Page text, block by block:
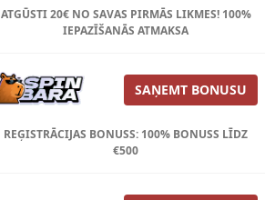
ATGŪSTI 20€ NO SAVAS PIRMĀS LIKMES! 100%
IEPAZĪŠANĀS ATMAKSA
SAŅEMT BONUSU
REĢISTRĀCIJAS BONUSS: 100% BONUSS LĪDZ
€500